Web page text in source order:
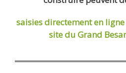
saisies directement en ligne
site du Grand